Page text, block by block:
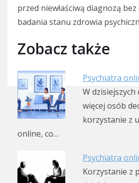
przed niewłaściwą diagnozą
badania stanu zdrowia
Zobacz także
Psychiatra
W dzisiejszych
więcej osób
korzystanie z
online, co…
Psychiatra
Korzystanie z